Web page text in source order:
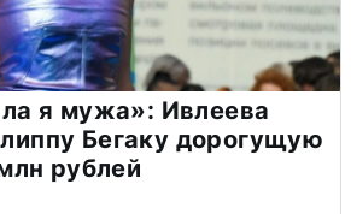
я мужа»: Ивлеева
Бегаку дорогущую
рублей